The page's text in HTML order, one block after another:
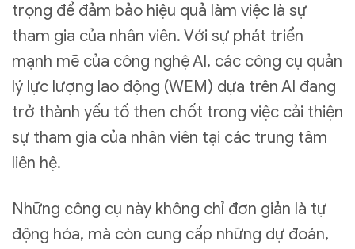
trọng để đảm bảo hiệu quả làm việc là sự
tham gia của nhân viên. Với sự phát triển
mạnh mẽ của công nghệ AI, các công cụ quản
lý lực lượng lao động (WEM) dựa trên AI đang
trở thành yếu tố then chốt trong việc cải thiện
sự tham gia của nhân viên tại các trung tâm
liên hệ.
Những công cụ này không chỉ đơn giản là tự
động hóa, mà còn cung cấp những dự đoán,